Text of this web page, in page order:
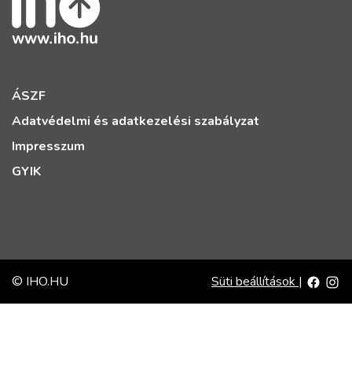
ÁSZF
Adatvédelmi és adatkezelési szabályzat
Impresszum
GYIK
© IHO.HU Süti beállítások |